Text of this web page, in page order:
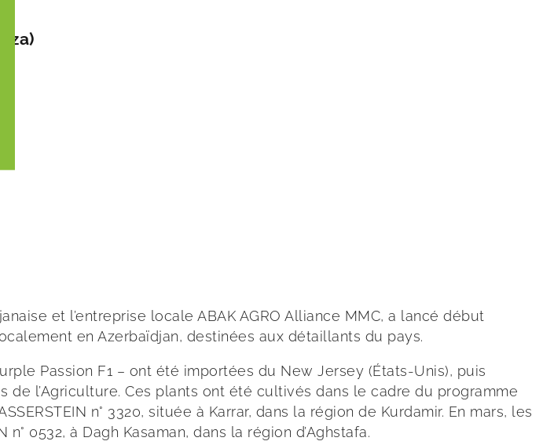
et l’entreprise locale ABAK AGRO Alliance MMC, a lancé début
en Azerbaïdjan, destinées aux détaillants du pays.
Passion F1 – ont été importées du New Jersey (États-Unis), puis
l’Agriculture. Ces plants ont été cultivés dans le cadre du programme
n° 3320, située à Karrar, dans la région de Kurdamir. En mars, les
0532, à Dagh Kasaman, dans la région d’Aghstafa.